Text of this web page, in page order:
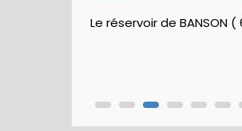
Le réservoir de BANSON (